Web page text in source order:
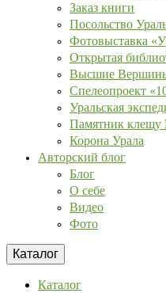
Заказ книги
Посольство
Фотовыставка
Открытая
Высшие
Спелеопроект
Уральская
Памятник клещу
Корона Урала
Авторский блог
Блог
О себе
Видео
Фото
Каталог
Каталог